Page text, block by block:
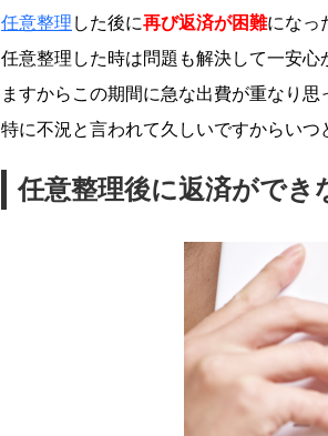
任意整理 した後に再び返済が困難になっ
任意整理した時は問題も解決して一安心
ますからこの期間に急な出費が重なり
特に不況と言われて久しいですからいつ
任意整理後に返済がで